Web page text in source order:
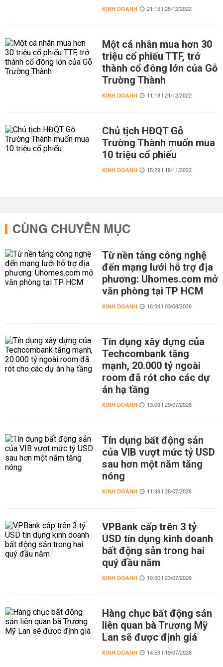
KINH DOANH 21:15 | 25/12/2022
Một cá nhân mua hơn 30
triệu cổ phiếu TTF, trở
thành cổ đông lớn của Gỗ
Trường Thành
KINH DOANH 11:18 | 21/12/2022
Chủ tịch HĐQT Gỗ
Trường Thành muốn mua
10 triệu cổ phiếu
KINH DOANH 15:29 | 18/11/2022
CÙNG CHUYÊN MỤC
Từ nền tảng công nghệ
đến mạng lưới hỗ trợ địa
phương: Uhomes.com mở
văn phòng tại TP HCM
KINH DOANH 16:04 | 03/08/2026
Tín dụng xây dựng của
Techcombank tăng
mạnh, 20.000 tỷ ngoài
room đã rót cho các dự
án hạ tầng
KINH DOANH 13:09 | 29/07/2026
Tín dụng bất động sản
của VIB vượt mức tỷ USD
sau hơn một năm tăng
nóng
KINH DOANH 11:49 | 28/07/2026
VPBank cấp trên 3 tỷ
USD tín dụng kinh doanh
bất động sản trong hai
quý đầu năm
KINH DOANH 19:00 | 23/07/2026
Hàng chục bất động sản
liên quan bà Trương Mỹ
Lan sẽ được định giá
KINH DOANH 14:59 | 19/07/2026